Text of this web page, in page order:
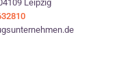
Leipzig